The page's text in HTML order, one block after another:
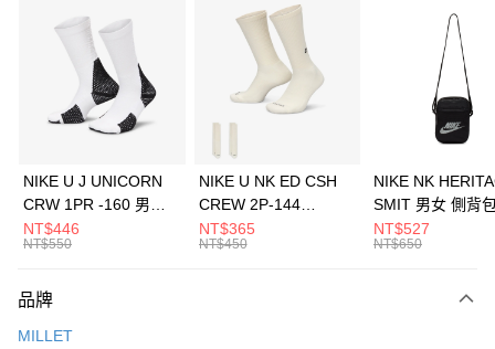
3 期 0 利率 每期 21家銀行
合作金庫商業銀行
第一商業銀行
華南商業銀行
彰化商業銀行
上海商業儲蓄銀行
元大商業銀行
台灣樂天信用卡公司
Apple Pay
全盈+PAY
AFTEE先享後付
【關於「AFTEE先享後付」】
便利好安心！
運送方式
NIKE U J UNICORN
CRW 1PR -160 男女
中統襪 FZ3393100
NT$446
NT$550
NIKE U NK ED CSH
CREW 2P-144
EMBRDY 男女 短統襪
FZ3073133
NT$365
NT$450
NIKE NK
SMIT 男女 側背
BA5871010
NT$527
NT$650
品牌
MILLET